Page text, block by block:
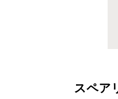
スペア